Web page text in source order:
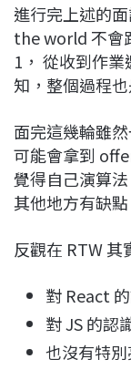
進行完上述的
the world 不會
1， 從收到作
知，整個過程
面完這幾輪雖
可能會拿到
覺得自己演算
其他地方有缺
反觀在 RTW 其
對 React
對 JS 的認
也沒有特